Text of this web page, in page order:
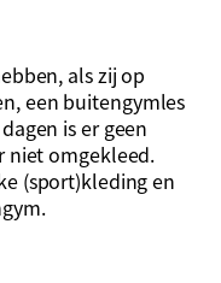
als zij op
een buitengymles
is er geen
niet omgekleed.
(sport)kleding en